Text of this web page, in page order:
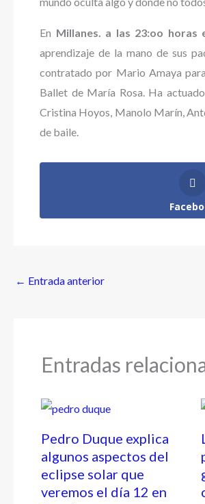
En Millanes. a las 23:oo horas
aprendizaje de la mano de sus
contratado por Mario Amaya
Ballet de María Rosa. Ha
Cristina Hoyos, Manolo Marín,
de baile.
← Entrada anterior
Entradas
Pedro Duque explica
algunos aspectos del
eclipse solar que
veremos el día 12 en